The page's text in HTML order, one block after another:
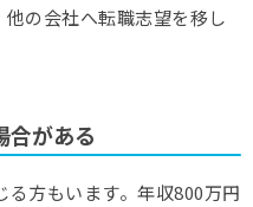
の会社へ転職志望を移し
合がある
方もいます。年収800万円